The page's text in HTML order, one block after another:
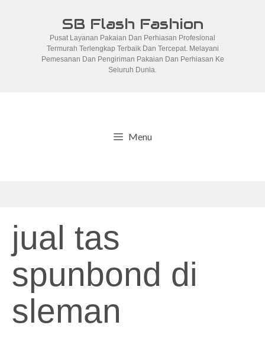
SB Flash Fashion
Pusat Layanan Pakaian Dan Perhiasan Profesional
Termurah Terlengkap Terbaik Dan Tercepat. Melayani
Pemesanan Dan Pengiriman Pakaian Dan Perhiasan Ke
Seluruh Dunia.
Menu
jual tas
spunbond di
sleman